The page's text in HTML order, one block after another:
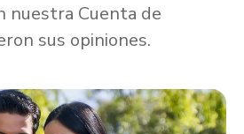
nuestra Cuenta de
sus opiniones.